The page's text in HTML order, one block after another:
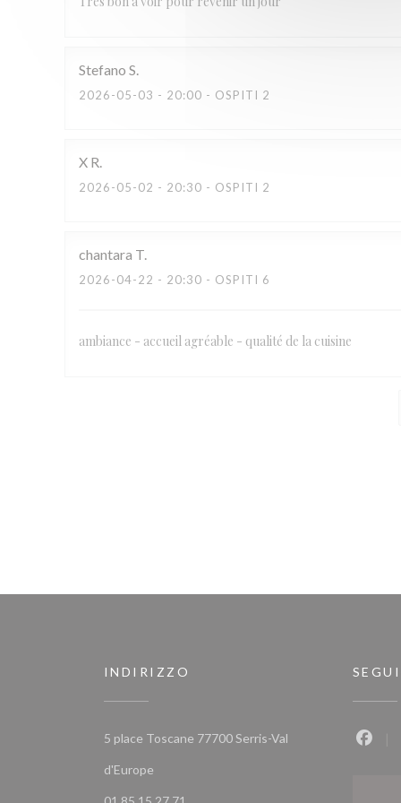
Stefano S
2026-05-03 - 20:00 - OSPITI 2
X R
2026-05-02 - 20:30 - OSPITI 2
chantara T
2026-04-22 - 20:30 - OSPITI 6
ambiance - accueil agréable - qualité de la cuisine
INDIRIZZO
5 place Toscane 77700 Serris-Val
d'Europe((apre una nuova finestra))